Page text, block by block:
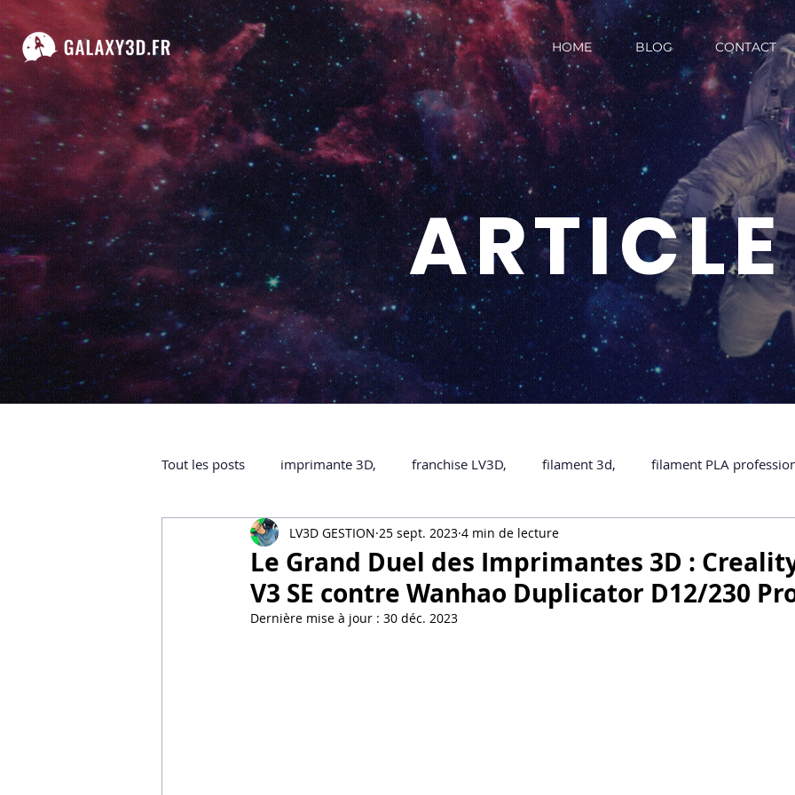
HOME BLOG CONTACT
ARTICLE
Tout les posts imprimante 3D, franchise LV3D, filament 3d, filament PLA
impression 3D à la demande Accessoires imprimante 3D professionelle
ARTILLERY 3D Formation impression 3D SCANNER 3D impression
Le Grand Duel des Imprimantes 3D :
V3 SE contre Wanhao Duplicator D12/230
LV3D GESTION 25 sept. 2023 4 min de lecture
Dernière mise à jour : 30 déc. 2023